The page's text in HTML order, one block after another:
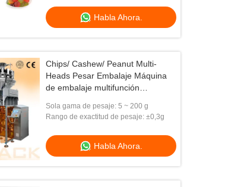
Habla Ahora.
Chips/ Cashew/ Peanut Multi-
Heads Pesar Embalaje Máquina
de embalaje multifunción
cabezas
Sola gama de pesaje: 5 ~ 200 g
Rango de exactitud de pesaje: ±0,3g
Habla Ahora.